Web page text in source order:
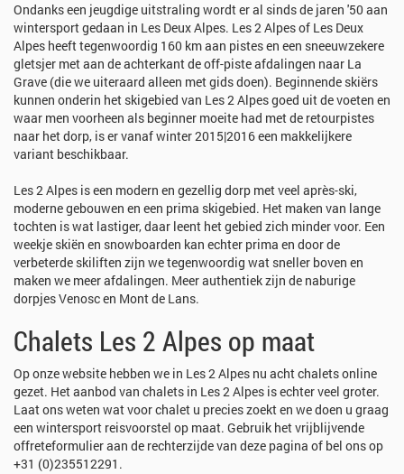
Ondanks een jeugdige uitstraling wordt er al sinds de jaren '50 aan
wintersport gedaan in Les Deux Alpes. Les 2 Alpes of Les Deux
Alpes heeft tegenwoordig 160 km aan pistes en een sneeuwzekere
gletsjer met aan de achterkant de off-piste afdalingen naar La
Grave (die we uiteraard alleen met gids doen). Beginnende skiërs
kunnen onderin het skigebied van Les 2 Alpes goed uit de voeten en
waar men voorheen als beginner moeite had met de retourpistes
naar het dorp, is er vanaf winter 2015|2016 een makkelijkere
variant beschikbaar.
Les 2 Alpes is een modern en gezellig dorp met veel après-ski,
moderne gebouwen en een prima skigebied. Het maken van lange
tochten is wat lastiger, daar leent het gebied zich minder voor. Een
weekje skiën en snowboarden kan echter prima en door de
verbeterde skiliften zijn we tegenwoordig wat sneller boven en
maken we meer afdalingen. Meer authentiek zijn de naburige
dorpjes Venosc en Mont de Lans.
Chalets Les 2 Alpes op maat
Op onze website hebben we in Les 2 Alpes nu acht chalets online
gezet. Het aanbod van chalets in Les 2 Alpes is echter veel groter.
Laat ons weten wat voor chalet u precies zoekt en we doen u graag
een wintersport reisvoorstel op maat. Gebruik het vrijblijvende
offreteformulier aan de rechterzijde van deze pagina of bel ons op
+31 (0)235512291.